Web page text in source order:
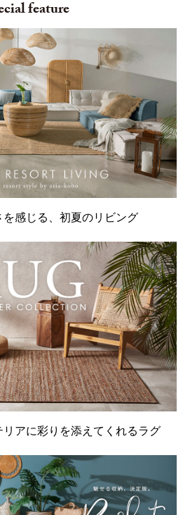
feature
感じる、初夏のリビング
アに彩りを添えてくれるラグ